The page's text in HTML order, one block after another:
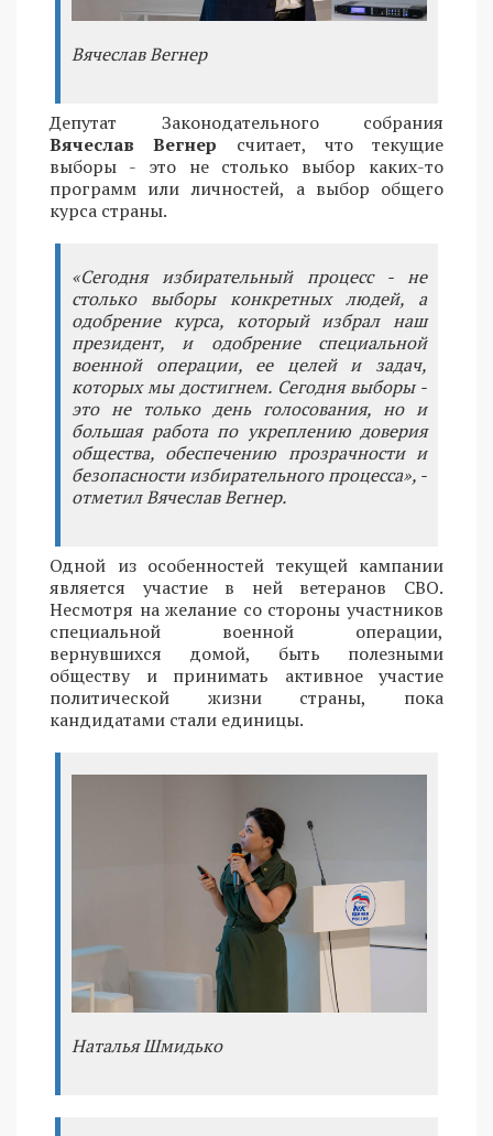
Вячеслав Вегнер
Депутат Законодательного собрания
Вячеслав Вегнер считает, что текущие
выборы - это не столько выбор каких-то
программ или личностей, а выбор общего
курса страны.
«Сегодня избирательный процесс - не
столько выборы конкретных людей, а
одобрение курса, который избрал наш
президент, и одобрение специальной
военной операции, ее целей и задач,
которых мы достигнем. Сегодня выборы -
это не только день голосования, но и
большая работа по укреплению доверия
общества, обеспечению прозрачности и
безопасности избирательного процесса», -
отметил Вячеслав Вегнер.
Одной из особенностей текущей кампании
является участие в ней ветеранов СВО.
Несмотря на желание со стороны участников
специальной военной операции,
вернувшихся домой, быть полезными
обществу и принимать активное участие
политической жизни страны, пока
кандидатами стали единицы.
Наталья Шмидько